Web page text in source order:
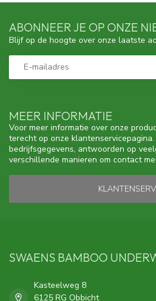
MEER INFORMATIE
Voor meer informatie over onze
terecht op onze
bedrijfsgegevens, antwoorden op
verschillende manieren om contact
ABONNEER JE OP ONZE
Blijf op de hoogte over onze laatste
SWAENS BAMBOO
Kasteelweg 8
6125 RG Obbicht